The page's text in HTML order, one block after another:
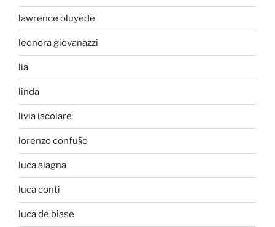
lawrence oluyede
leonora giovanazzi
lia
linda
livia iacolare
lorenzo confu§o
luca alagna
luca conti
luca de biase